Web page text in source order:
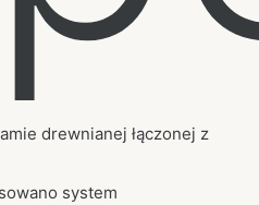
drewnianej łączonej z
system